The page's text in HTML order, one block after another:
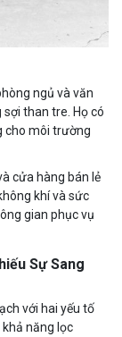
ngủ và văn
than tre. Họ có
cho môi trường
cửa hàng bán lẻ
khí và sức
gian phục vụ
Sự Sang
với hai yếu tố
năng lọc